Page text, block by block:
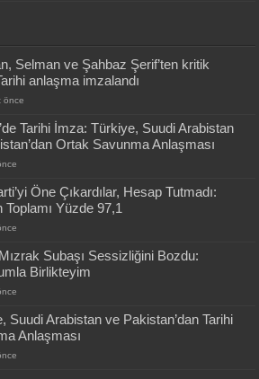
Selman ve Şahbaz Şerif’ten kritik
anlaşma imzalandı
önce
Tarihi İmza: Türkiye, Suudi Arabistan
Ortak Savunma Anlaşması
Öne Çıkardılar, Hesap Tutmadı:
Toplamı Yüzde 97,1
Subaşı Sessizliğini Bozdu:
Birlikteyim
Suudi Arabistan ve Pakistan’dan Tarihi
Anlaşması